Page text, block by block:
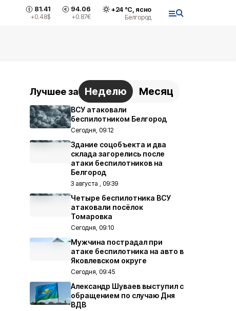
81.41
+0.48$
94.06
+0.87€
+24°С, ясно
Белгород
Лучшее за Неделю Месяц
ВСУ атаковали
беспилотником Белгород
Сегодня, 09:12
Здание соцобъекта и два
склада загорелись после
атаки беспилотников на
Белгород
3 августа , 09:39
Четыре беспилотника ВСУ
атаковали посёлок
Томаровка
Сегодня, 09:10
Мужчина пострадал при
атаке беспилотника на авто в
Яковлевском округе
Сегодня, 09:45
Александр Шуваев выступил с
обращением по случаю Дня
ВДВ